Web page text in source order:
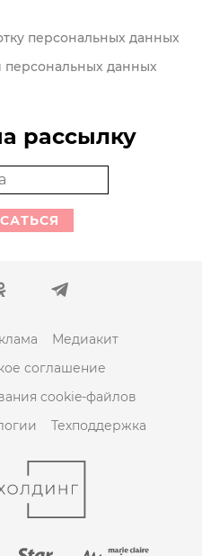
персональных данных
персональных данных
рассылку
Медиакит
соглашение
cookie-файлов
Техподдержка